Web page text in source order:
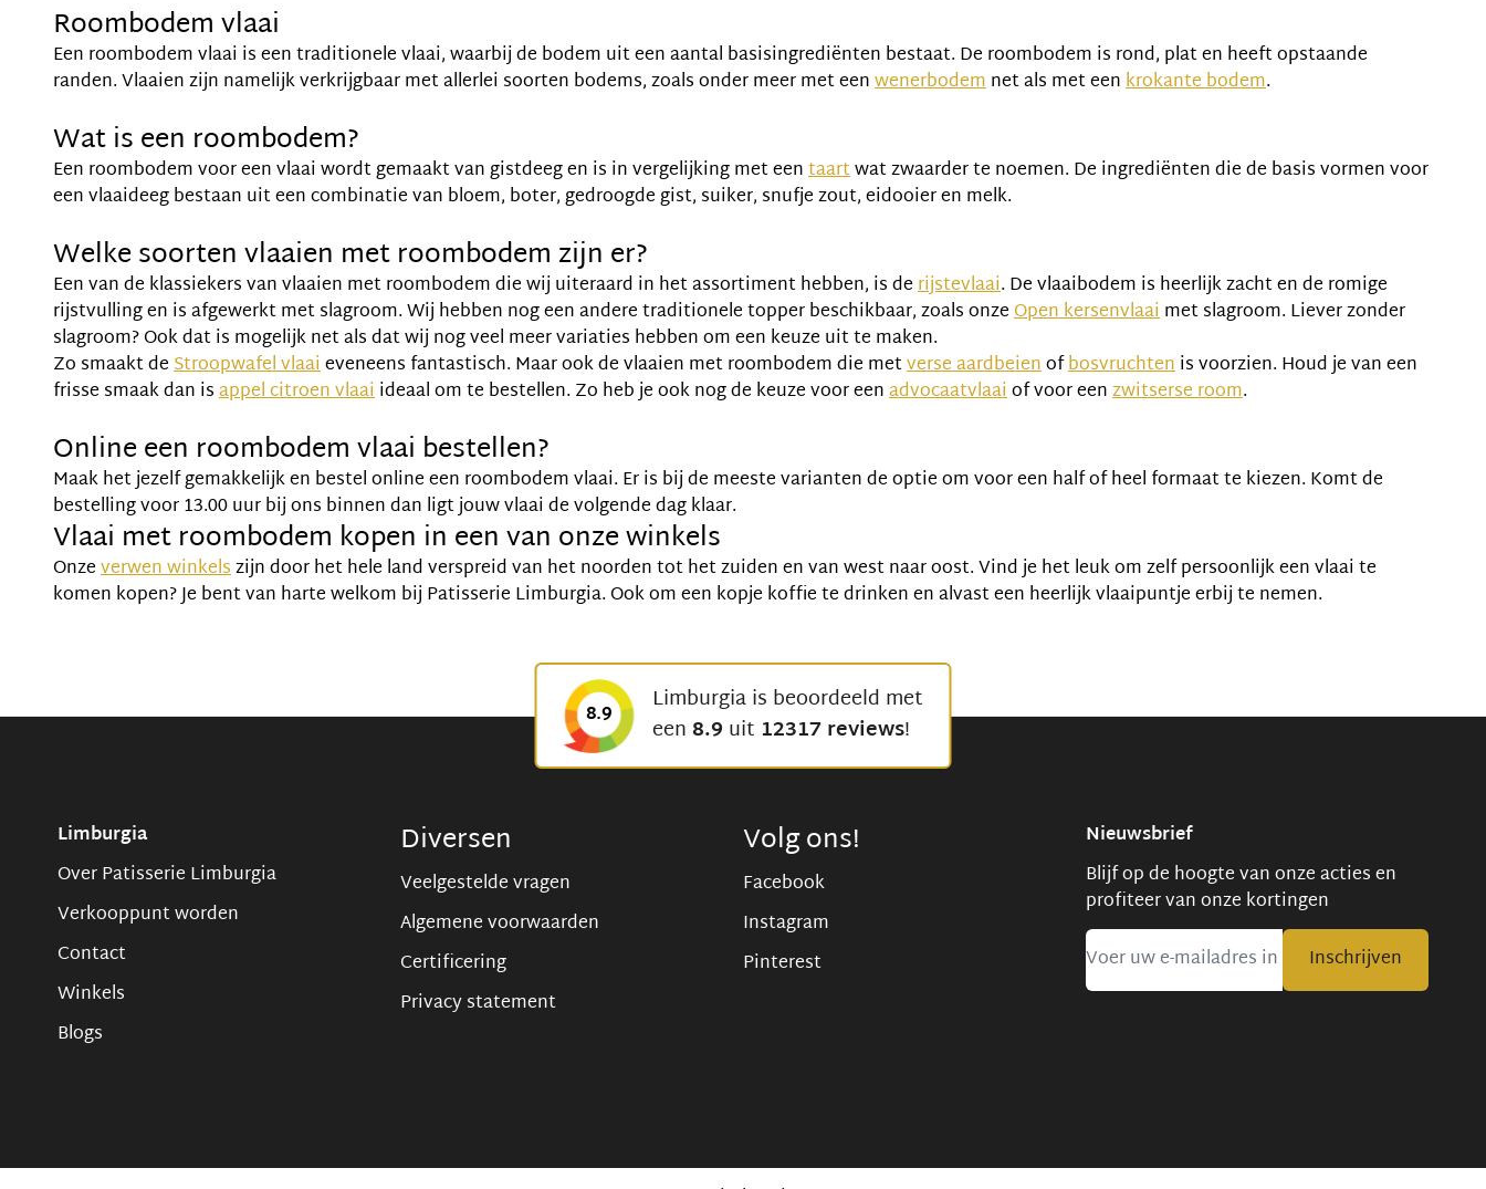
Roombodem vlaai
Een roombodem vlaai is een traditionele vlaai, waarbij de bodem uit een aantal basisingrediënten bestaat. De roombodem is rond, plat en heeft opstaande
randen. Vlaaien zijn namelijk verkrijgbaar met allerlei soorten bodems, zoals onder meer met eenwenerbodemnet als met eenkrokante bodem.
Wat is een roombodem?
Een roombodem voor een vlaai wordt gemaakt van gistdeeg en is in vergelijking met eentaartwat zwaarder te noemen. De ingrediënten die de basis vormen voor
een vlaaideeg bestaan uit een combinatie van bloem, boter, gedroogde gist, suiker, snufje zout, eidooier en melk.
Welke soorten vlaaien met roombodem zijn er?
Een van de klassiekers van vlaaien met roombodem die wij uiteraard in het assortiment hebben, is derijstevlaai. De vlaaibodem is heerlijk zacht en de romige
rijstvulling en is afgewerkt met slagroom. Wij hebben nog een andere traditionele topper beschikbaar, zoals onzeOpen kersenvlaaimet slagroom. Liever zonder
slagroom? Ook dat is mogelijk net als dat wij nog veel meer variaties hebben om een keuze uit te maken.
Zo smaakt deStroopwafel vlaaieveneens fantastisch. Maar ook de vlaaien met roombodem die metverse aardbeienofbosvruchtenis voorzien. Houd je van een
frisse smaak dan isappel citroen vlaaiideaal om te bestellen. Zo heb je ook nog de keuze voor eenadvocaatvlaaiof voor eenzwitserse room.
Online een roombodem vlaai bestellen?
Maak het jezelf gemakkelijk en bestel online een roombodem vlaai. Er is bij de meeste varianten de optie om voor een half of heel formaat te kiezen. Komt de
bestelling voor 13.00 uur bij ons binnen dan ligt jouw vlaai de volgende dag klaar.
Vlaai met roombodem kopen in een van onze winkels
Onzeverwen winkelszijn door het hele land verspreid van het noorden tot het zuiden en van west naar oost. Vind je het leuk om zelf persoonlijk een vlaai te
komen kopen? Je bent van harte welkom bij Patisserie Limburgia. Ook om een kopje koffie te drinken en alvast een heerlijk vlaaipuntje erbij te nemen.
8.9
Limburgia is beoordeeld met
een 8.9 uit 12317 reviews!
Limburgia
Over Patisserie Limburgia
Verkooppunt worden
Contact
Winkels
Blogs
Diversen
Veelgestelde vragen
Algemene voorwaarden
Certificering
Privacy statement
Volg ons!
Facebook
Instagram
Pinterest
Nieuwsbrief
Blijf op de hoogte van onze acties en
profiteer van onze kortingen
Inschrijven